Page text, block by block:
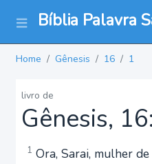
Bíblia Palavra
Home Gênesis 16 1
livro de
Gênesis,
1 Ora, Sarai, mulher